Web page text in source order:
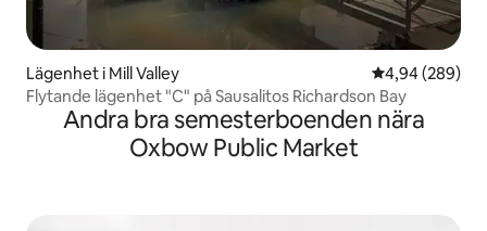
Lägenhet i Mill Valley 4,94 av 5 i
4,94 (289)
Flytande lägenhet "C" på Sausalitos Richardson Bay
Andra bra semesterboenden nära
Oxbow Public Market